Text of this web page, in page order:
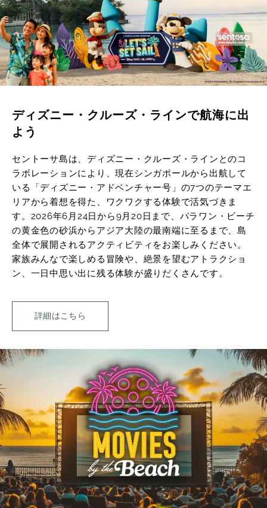
ディズニー・クルーズ・ラインで航海に出
よう
セントーサ島は、ディズニー・クルーズ・ラインとのコ
ラボレーションにより、現在シンガポールから出航して
いる「ディズニー・アドベンチャー号」の7つのテーマエ
リアから着想を得た、ワクワクする体験で活気づきま
す。2026年6月24日から9月20日まで、パラワン・ビーチ
の黄金色の砂浜からアジア大陸の最南端に至るまで、島
全体で展開されるアクティビティをお楽しみください。
家族みんなで楽しめる冒険や、絶景を望むアトラクショ
ン、一日中思い出に残る体験が盛りだくさんです。
詳細はこちら